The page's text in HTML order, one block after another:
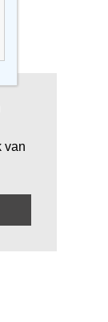
van